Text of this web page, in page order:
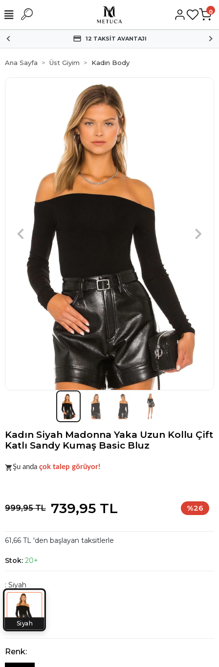
0
HIZLI KARGO
Ana Sayfa Üst Giyim Kadın Body
Kadın Siyah Madonna Yaka Uzun Kollu Çift
Katlı Sandy Kumaş Basic Bluz
Acele et! Stoklar hızla azalıyor!
Şu anda çok talep görüyor!
999,95 TL 739,95 TL %26
61,66 TL 'den başlayan taksitlerle
Stok: 20+
: Siyah
Siyah
Renk: